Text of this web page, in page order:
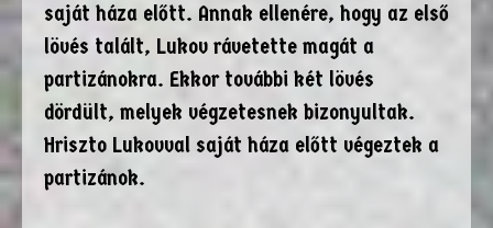
saját háza előtt. Annak ellenére, hogy az első
lövés talált, Lukov rávetette magát a
partizánokra. Ekkor további két lövés
dördült, melyek végzetesnek bizonyultak.
Hriszto Lukovval saját háza előtt végeztek a
partizánok.